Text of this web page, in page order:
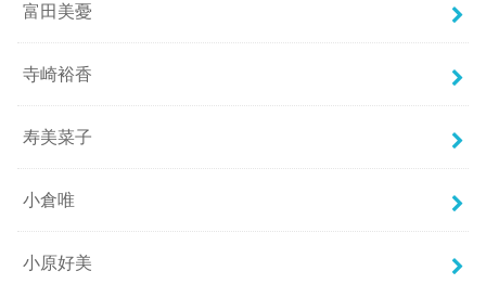
富田美憂
寺崎裕香
寿美菜子
小倉唯
小原好美